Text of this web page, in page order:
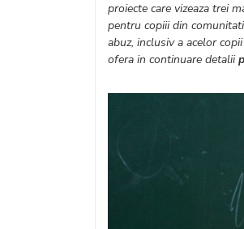
proiecte care vizeaza trei
pentru copiii din
abuz, inclusiv a acelor
ofera in continuare detalii